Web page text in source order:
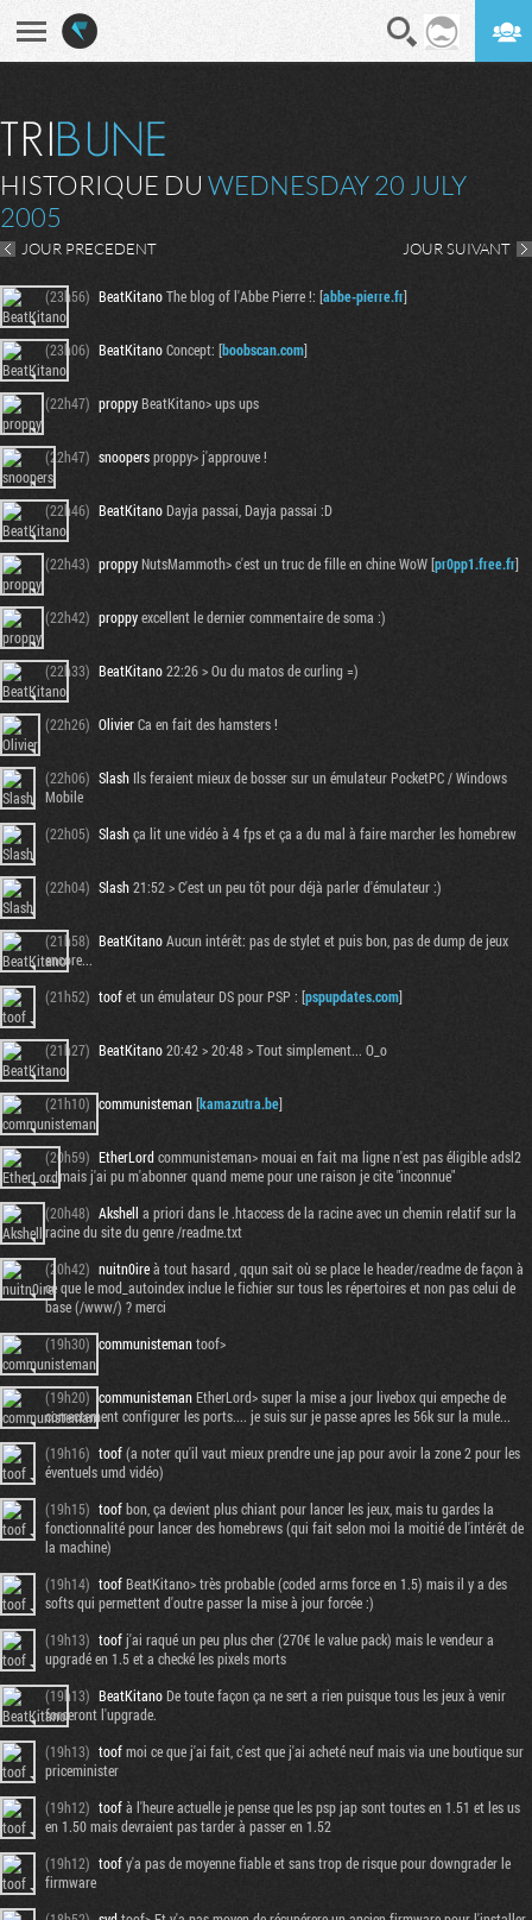
HISTORIQUE DU WEDNESDAY 20 JULY
2005
JOUR PRECEDENT JOUR SUIVANT
(23h56) BeatKitanoThe blog of l'Abbe Pierre !: [abbe-pierre.fr]
(23h06) BeatKitanoConcept: [boobscan.com]
(22h47) proppyBeatKitano> ups ups
(22h47) snoopersproppy> j'approuve !
(22h46) BeatKitanoDayja passai, Dayja passai :D
(22h43) proppyNutsMammoth> c'est un truc de fille en chine WoW [pr0pp1.free.fr]
(22h42) proppyexcellent le dernier commentaire de soma :)
(22h33) BeatKitano22:26 > Ou du matos de curling =)
(22h26) OlivierCa en fait des hamsters !
(22h06) Slash Ils feraient mieux de bosser sur un émulateur PocketPC / Windows
Mobile
(22h05) Slashça lit une vidéo à 4 fps et ça a du mal à faire marcher les homebrew
(22h04) Slash21:52 > C'est un peu tôt pour déjà parler d'émulateur :)
(21h58) BeatKitanoAucun intérêt: pas de stylet et puis bon, pas de dump de jeux
encore...
(21h52) toofet un émulateur DS pour PSP : [pspupdates.com]
(21h27) BeatKitano20:42 > 20:48 > Tout simplement... O_o
(21h10) communisteman[kamazutra.be]
(20h59) EtherLordcommunisteman> mouai en fait ma ligne n'est pas éligible adsl2
... mais j'ai pu m'abonner quand meme pour une raison je cite "inconnue"
(20h48) Akshell a priori dans le .htaccess de la racine avec un chemin relatif sur la
racine du site du genre /readme.txt
(20h42) nuitn0ireà tout hasard , qqun sait où se place le header/readme de façon à
ce que le mod_autoindex inclue le fichier sur tous les répertoires et non pas celui de
base (/www/) ? merci
(19h30) communistemantoof>
(19h20) communistemanEtherLord> super la mise a jour livebox qui empeche de
correctement configurer les ports.... je suis sur je passe apres les 56k sur la mule...
(19h16) toof(a noter qu'il vaut mieux prendre une jap pour avoir la zone 2 pour les
éventuels umd vidéo)
(19h15) toofbon, ça devient plus chiant pour lancer les jeux, mais tu gardes la
fonctionnalité pour lancer des homebrews (qui fait selon moi la moitié de l'intérêt de
la machine)
(19h14) toofBeatKitano> très probable (coded arms force en 1.5) mais il y a des
softs qui permettent d'outre passer la mise à jour forcée :)
(19h13) toofj'ai raqué un peu plus cher (270€ le value pack) mais le vendeur a
upgradé en 1.5 et a checké les pixels morts
(19h13) BeatKitanoDe toute façon ça ne sert a rien puisque tous les jeux à venir
forceront l'upgrade.
(19h13) toofmoi ce que j'ai fait, c'est que j'ai acheté neuf mais via une boutique sur
priceminister
(19h12) toofà l'heure actuelle je pense que les psp jap sont toutes en 1.51 et les us
en 1.50 mais devraient pas tarder à passer en 1.52
(19h12) toofy'a pas de moyenne fiable et sans trop de risque pour downgrader le
firmware